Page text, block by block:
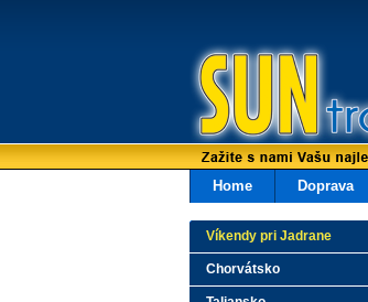
Home Doprava
Víkendy pri Jadrane
Chorvátsko